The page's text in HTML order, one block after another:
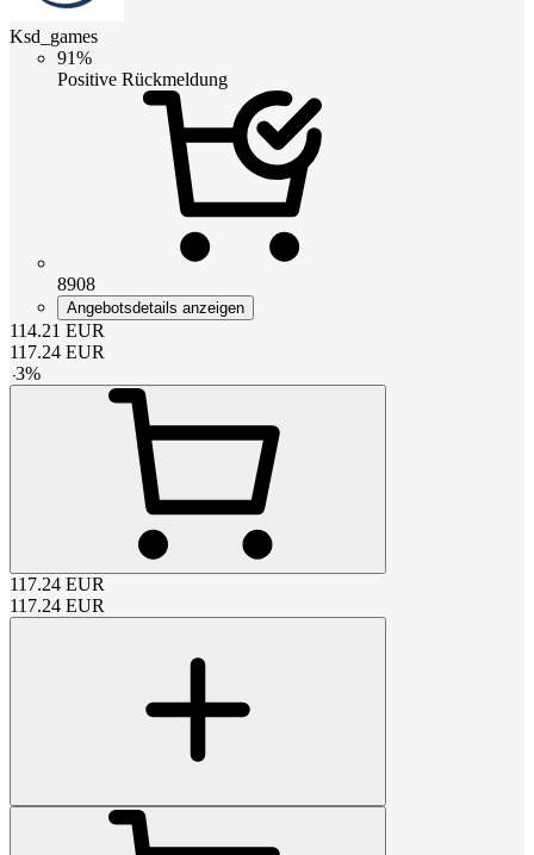
Ksd_games
91%
Positive Rückmeldung
8908
Angebotsdetails anzeigen
114.21 EUR
117.24 EUR
-3%
117.24 EUR
117.24 EUR